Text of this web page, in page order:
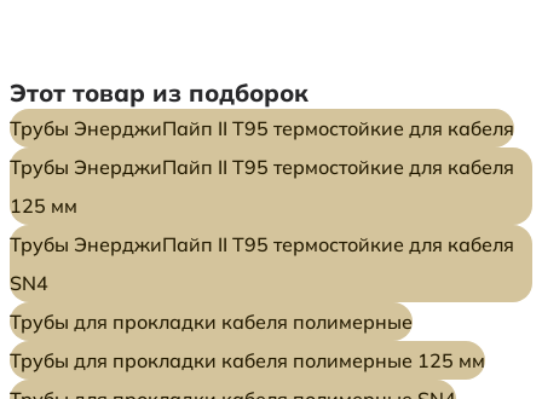
Этот товар из подборок
Трубы ЭнерджиПайп II Т95 термостойкие для кабеля
Трубы ЭнерджиПайп II Т95 термостойкие для кабеля
125 мм
Трубы ЭнерджиПайп II Т95 термостойкие для кабеля
SN4
Трубы для прокладки кабеля полимерные
Трубы для прокладки кабеля полимерные 125 мм